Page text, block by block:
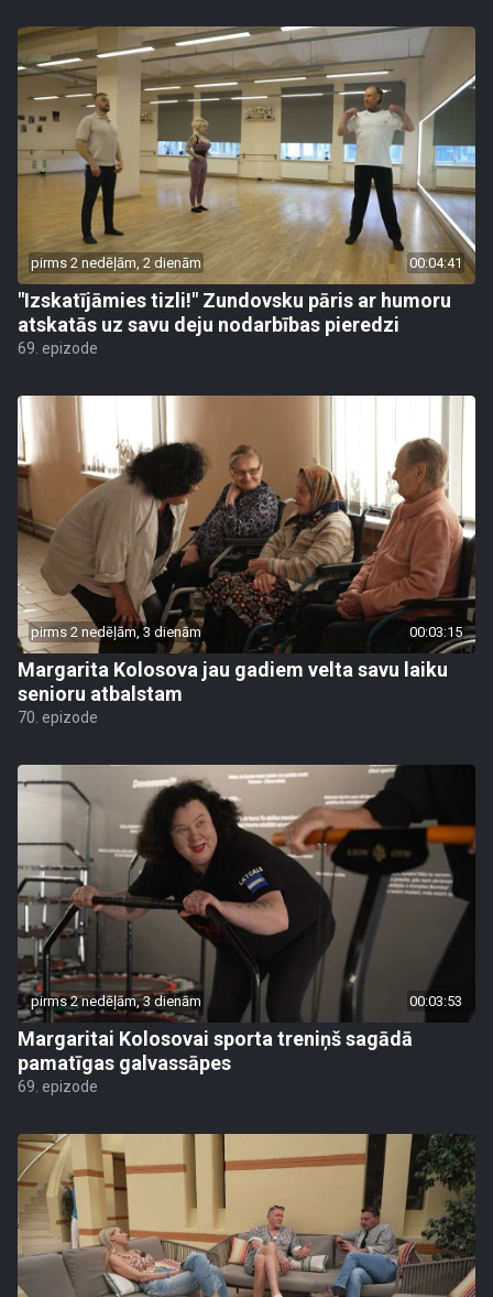
pirms 2 nedēļām, 2 dienām 00:04:41
"Izskatījāmies tizli!" Zundovsku pāris ar humoru
atskatās uz savu deju nodarbības pieredzi
69. epizode
pirms 2 nedēļām, 3 dienām 00:03:15
Margarita Kolosova jau gadiem velta savu laiku
senioru atbalstam
70. epizode
pirms 2 nedēļām, 3 dienām 00:03:53
Margaritai Kolosovai sporta treniņš sagādā
pamatīgas galvassāpes
69. epizode